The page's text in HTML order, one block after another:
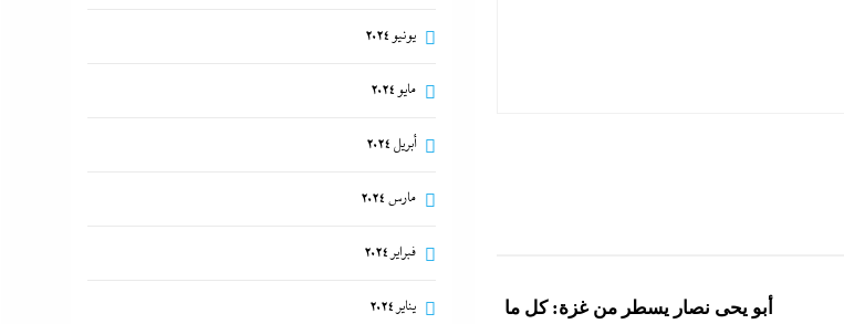
أبو يحى نصار يسطر من غزة: كل ما
يونيو 2024
مايو 2024
أبريل 2024
مارس 2024
فبراير 2024
يناير 2024